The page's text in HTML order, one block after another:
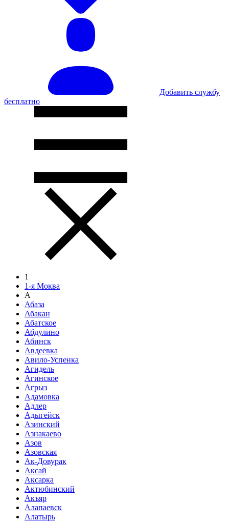
Добавить службу
бесплатно
1
1-я Моква
А
Абаза
Абакан
Абатское
Абдулино
Абинск
Авдеевка
Авило-Успенка
Агидель
Агинское
Агрыз
Адамовка
Адлер
Адыгейск
Азинский
Азнакаево
Азов
Азовская
Ак-Довурак
Аксай
Аксарка
Актюбинский
Акъяр
Алапаевск
Алатырь